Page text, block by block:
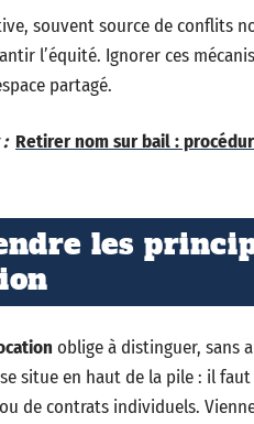
souvent source de conflits
l’équité. Ignorer ces
partagé.
Retirer nom sur bail :
les
oblige à distinguer, sans
situe en haut de la pile : il
de contrats individuels.